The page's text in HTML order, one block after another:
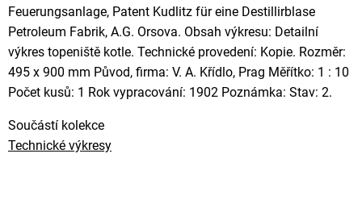
Feuerungsanlage, Patent Kudlitz für eine Destillirblase
Petroleum Fabrik, A.G. Orsova. Obsah výkresu: Detailní
výkres topeniště kotle. Technické provedení: Kopie. Rozměr:
495 x 900 mm Původ, firma: V. A. Křídlo, Prag Měřítko: 1 : 10
Počet kusů: 1 Rok vypracování: 1902 Poznámka: Stav: 2.
Součástí kolekce
Technické výkresy